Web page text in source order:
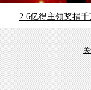
2.6亿得主领奖捐千